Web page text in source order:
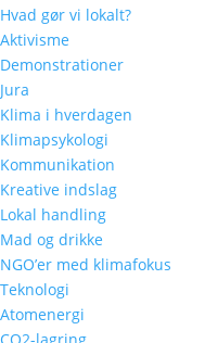
Hvad gør vi lokalt?
Aktivisme
Demonstrationer
Jura
Klima i hverdagen
Klimapsykologi
Kommunikation
Kreative indslag
Lokal handling
Mad og drikke
NGO’er med klimafokus
Teknologi
Atomenergi
CO2-lagring